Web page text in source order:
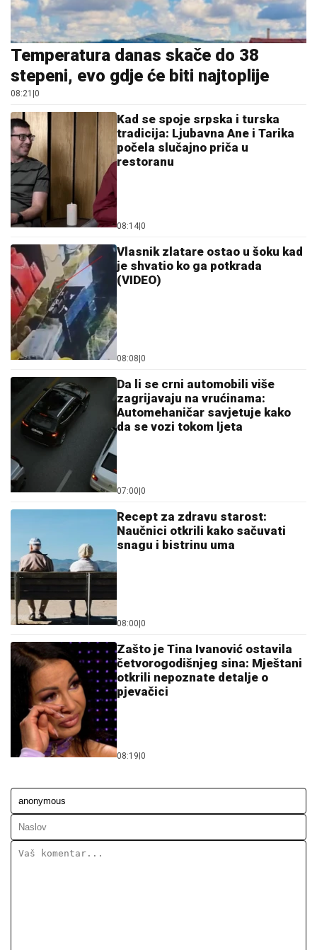
Temperatura danas skače do 38
stepeni, evo gdje će biti najtoplije
08:21 0
Kad se spoje srpska i turska
tradicija: Ljubavna Ane i Tarika
počela slučajno priča u
restoranu
08:14 0
Vlasnik zlatare ostao u šoku kad
je shvatio ko ga potkrada
(VIDEO)
08:08 0
Da li se crni automobili više
zagrijavaju na vrućinama:
Automehaničar savjetuje kako
da se vozi tokom ljeta
07:00 0
Recept za zdravu starost:
Naučnici otkrili kako sačuvati
snagu i bistrinu uma
08:00 0
Zašto je Tina Ivanović ostavila
četvorogodišnjeg sina: Mještani
otkrili nepoznate detalje o
pjevačici
08:19 0